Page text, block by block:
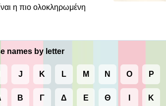
η πιο ολοκληρωμένη
names by letter
J K L M N O P
Β Γ Δ Ε Θ Κ